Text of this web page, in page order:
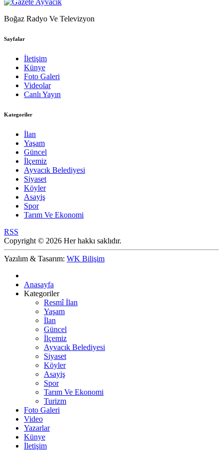
Boğaz Radyo Ve Televizyon
Sayfalar
İletişim
Künye
Foto Galeri
Videolar
Canlı Yayın
Kategoriler
İlan
Yaşam
Güncel
İlçemiz
Ayvacık Belediyesi
Siyaset
Köyler
Asayiş
Spor
Tarım Ve Ekonomi
RSS
Copyright © 2026 Her hakkı saklıdır.
Yazılım & Tasarım: WK Bilişim
Anasayfa
Kategoriler
Resmî İlan
Yaşam
İlan
Güncel
İlçemiz
Ayvacık Belediyesi
Siyaset
Köyler
Asayiş
Spor
Tarım Ve Ekonomi
Turizm
Foto Galeri
Video
Yazarlar
Künye
İletişim